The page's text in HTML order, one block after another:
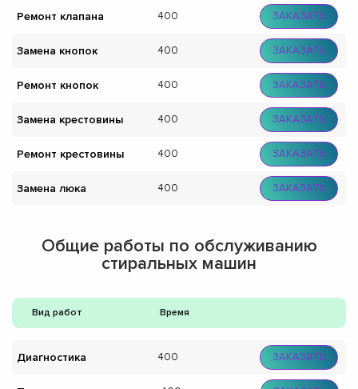
Ремонт клапана 400 ЗАКАЗАТЬ
Замена кнопок 400 ЗАКАЗАТЬ
Ремонт кнопок 400 ЗАКАЗАТЬ
Замена крестовины 400 ЗАКАЗАТЬ
Ремонт крестовины 400 ЗАКАЗАТЬ
Замена люка 400 ЗАКАЗАТЬ
Общие работы по обслуживанию
стиральных машин
Вид работ Время
Диагностика 400 ЗАКАЗАТЬ